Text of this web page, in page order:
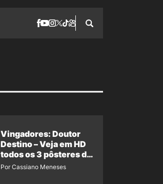
Vingadores: Doutor
Destino – Veja em HD
todos os 3 pôsteres de
‘Doomsday’ + 1 imagem
Por Cassiano Meneses